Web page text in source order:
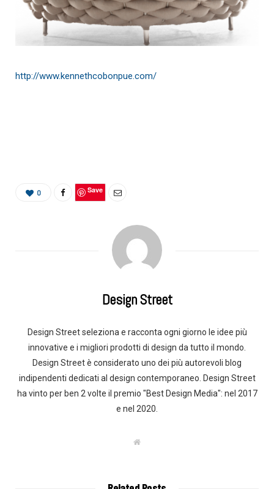
http://www.kennethcobonpue.com/
0 Save
Design Street
Design Street seleziona e racconta ogni giorno le idee più
innovative e i migliori prodotti di design da tutto il mondo.
Design Street è considerato uno dei più autorevoli blog
indipendenti dedicati al design contemporaneo. Design Street
ha vinto per ben 2 volte il premio "Best Design Media": nel 2017
e nel 2020.
W